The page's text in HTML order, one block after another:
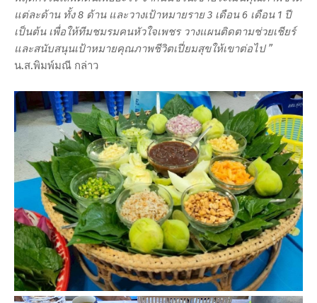
แต่ละด้าน ทั้ง 8 ด้าน และวางเป้าหมายราย 3 เดือน 6 เดือน 1 ปี
เป็นต้น เพื่อให้ทีมชมรมคนหัวใจเพชร วางแผนติดตามช่วยเชียร์
และสนับสนุนเป้าหมายคุณภาพชีวิตเปี่ยมสุขให้เขาต่อไป ”
น.ส.พิมพ์มณี กล่าว